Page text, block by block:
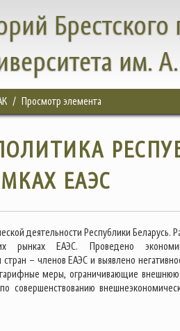
Брестского
им.
Просмотр элемента
ЕАЭС
деятельности Республики Беларусь.
рынках ЕАЭС. Проведено
– членов ЕАЭС и выявлено
меры, ограничивающие
совершенствованию